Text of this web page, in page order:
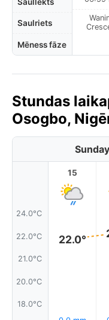
Saulriets
Mēness fāze
Stundas
Osogbo,
24.0°C
22.0°C
21.0°C
20.0°C
18.0°C
15
22.0°